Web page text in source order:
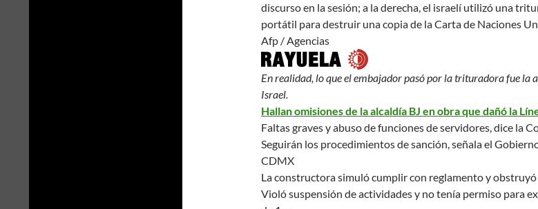
discurso en la sesión; a la derecha, el israelí utilizó una
portátil para destruir una copia de la Carta de Naciones
Afp / Agencias
En realidad, lo que el embajador pasó por la trituradora fue la
Israel.
Hallan omisiones de la alcaldía BJ en obra que dañó la
Faltas graves y abuso de funciones de servidores, dice la
Seguirán los procedimientos de sanción, señala el
CDMX
La constructora simuló cumplir con reglamento y
Violó suspensión de actividades y no tenía permiso para